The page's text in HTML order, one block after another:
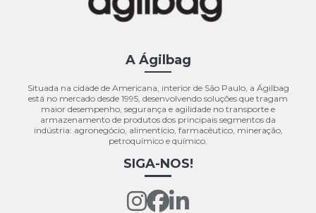
Desvendando o Big Bag Descartável: Guia Completo
Preços de Big Bags: Guia Completo para Escolha
Soluções para armazenamento agrícola com big
bags
A Ágilbag
Situada na cidade de Americana, interior de São Paulo, a Ágilbag
está no mercado desde 1995, desenvolvendo soluções que tragam
maior desempenho, segurança e agilidade no transporte e
armazenamento de produtos dos principais segmentos da
indústria: agronegócio, alimentício, farmacêutico, mineração,
petroquímico e químico.
SIGA-NOS!